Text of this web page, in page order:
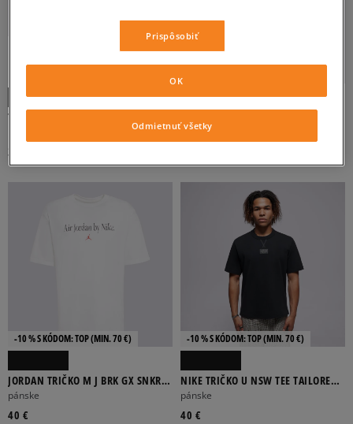
TIMBERLAND TRIČKO SMALL LOGO
35 €
SS CREW
pánske
-10 % S KÓDOM: TOP (MIN. 70 €)
JORDAN TRIČKO M J BRK GX SNKR
85 SS CRW
pánske
40 €
-10 % S KÓDOM: TOP (MIN. 70 €)
NIKE TRIČKO U NSW TEE TAILORED
PREM PATCH
pánske
40 €
Prispôsobiť
Odmietnuť všetky
OK